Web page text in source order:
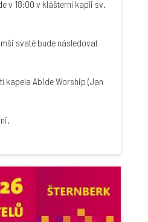
v 18:00 v klášterní kapli sv.
svaté bude následovat
kapela Abide Worship (Jan